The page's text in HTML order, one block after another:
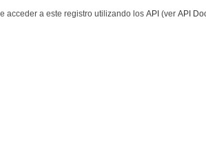
acceder a este registro utilizando los API (ver API